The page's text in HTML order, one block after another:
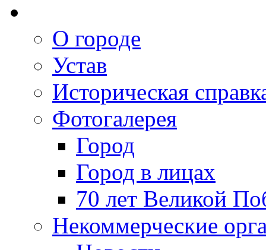
О городе
Устав
Историческая
Фотогалерея
Город
Город в лицах
70 лет Великой
Некоммерческие